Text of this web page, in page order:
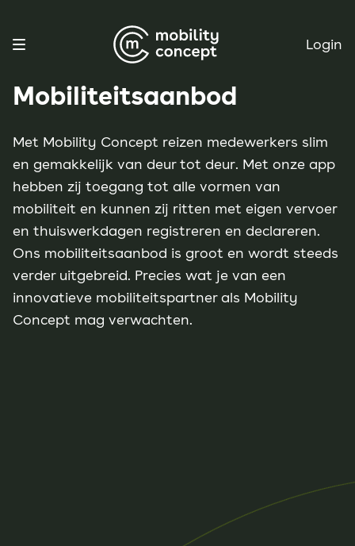
Login
Mobiliteitsaanbod
Met Mobility Concept reizen medewerkers slim
en gemakkelijk van deur tot deur. Met onze app
hebben zij toegang tot alle vormen van
mobiliteit en kunnen zij ritten met eigen vervoer
en thuiswerkdagen registreren en declareren.
Ons mobiliteitsaanbod is groot en wordt steeds
verder uitgebreid. Precies wat je van een
innovatieve mobiliteitspartner als Mobility
Concept mag verwachten.